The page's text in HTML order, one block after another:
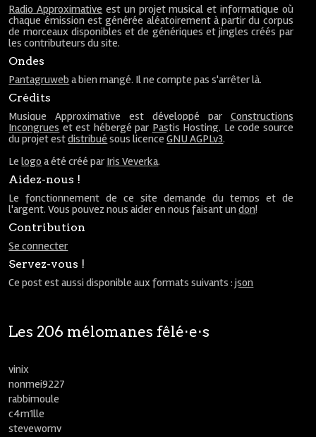
Radio Approximative est un projet musical et informatique où
chaque émission est générée aléatoirement à partir du corpus
de morceaux disponibles et de génériques et jingles créés par
les contributeurs du site.
Ondes
Pantagruweb a bien mangé. Il ne compte pas s'arrêter là.
Crédits
Musique Approximative est développé par Constructions
Incongrues et est hébergé par Pastis Hosting. Le code source
du projet estdistribué sous licenceGNU AGPLv3.
Lelogo a été créé par Iris Veverka.
Aidez-nous !
Le fonctionnement de ce site demande du temps et de
l'argent. Vous pouvez nous aider en nous faisant undon!
Contribution
Se connecter
Servez-vous !
Ce post est aussi disponible aux formats suivants :json
Les 206 mélomanes fêlé⋅e⋅s
vinix
nonmei9227
rabbimoule
c4m1lle
stevewornv